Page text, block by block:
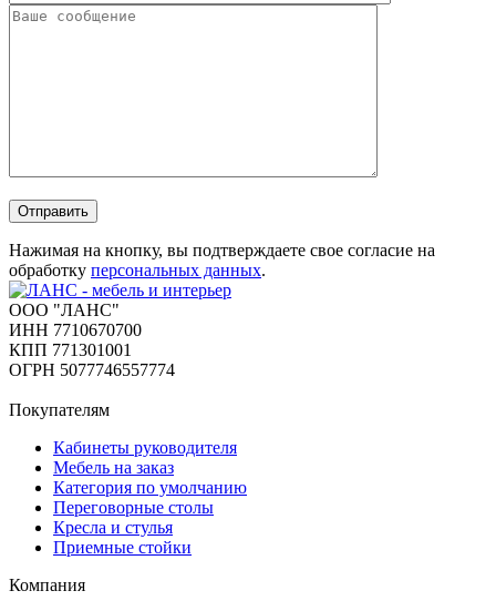
Отправить
Нажимая на кнопку, вы подтверждаете свое согласие на
обработку персональных данных.
ООО "ЛАНС"
ИНН 7710670700
КПП 771301001
ОГРН 5077746557774
Покупателям
Кабинеты руководителя
Мебель на заказ
Категория по умолчанию
Переговорные столы
Кресла и стулья
Приемные стойки
Компания